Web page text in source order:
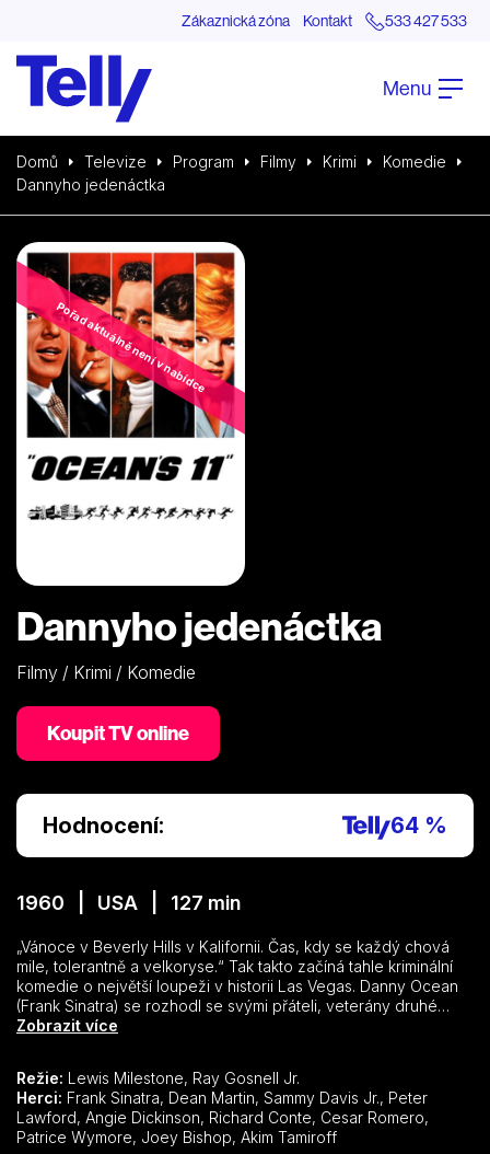
Zákaznická zóna Kontakt 533 427 533
Menu
Domů Televize Program Filmy Krimi
Komedie
Dannyho jedenáctka
Pořad aktuálně není v nabídce
Dannyho jedenáctka
Filmy / Krimi / Komedie
Koupit TV online
Hodnocení: 64 %
1960 | USA | 127 min
„Vánoce v Beverly Hills v Kalifornii. Čas, kdy se každý chová
mile, tolerantně a velkoryse.“ Tak takto začíná tahle kriminální
komedie o největší loupeži v historii Las Vegas. Danny Ocean
(Frank Sinatra) se rozhodl se svými přáteli, veterány druhé
světové války z 82. oddílu výsadkářů, že vybere pět největších
skvělou přípravou a plánem by se neměli čeho obávat. Ale…
Jak říká Murphy, očekávané se nestane a neočekávané ano.
Takže když nevlastní otec jednoho z nich zjistí, kdo je
záhadným lupičem, musí vymyslet, jak se i s lupem dostat z
Zobrazit více
Režie: Lewis Milestone, Ray Gosnell Jr.
Herci:
Lawford, Angie Dickinson, Richard Conte, Cesar Romero,
Patrice Wymore, Joey Bishop, Akim Tamiroff